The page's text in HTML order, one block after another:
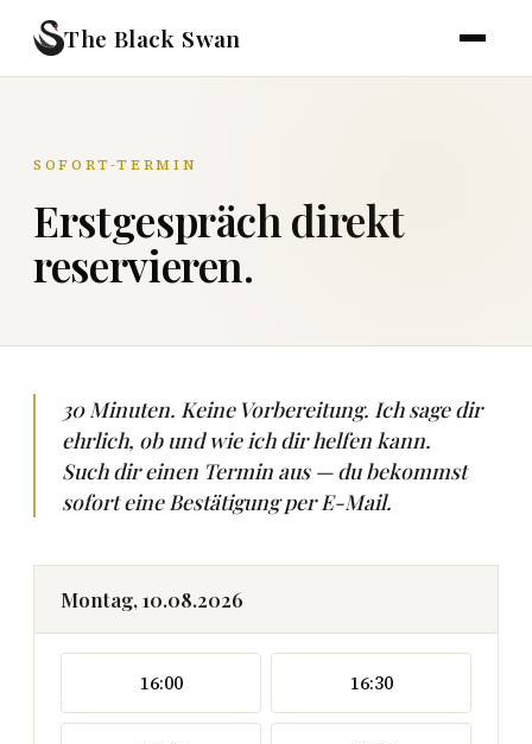
The Black Swan
SOFORT-TERMIN
Erstgespräch direkt
reservieren.
30 Minuten. Keine Vorbereitung. Ich sage dir
ehrlich, ob und wie ich dir helfen kann.
Such dir einen Termin aus — du bekommst
sofort eine Bestätigung per E-Mail.
Montag, 10.08.2026
16:00 16:30